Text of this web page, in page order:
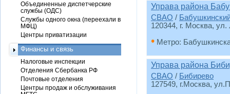
Управа района
СВАО /
120344, г. Москва,
• Метро:
Управа района
СВАО / Бибирево
127549, г.Москва,
Объединенные диспетчерские
службы (ОДС)
Службы одного окна (переехали в
МФЦ)
Центры приватизации
Финансы и связь
Налоговые инспекции
Отделения Сбербанка РФ
Почтовые отделения
Центры продаж и обслуживания